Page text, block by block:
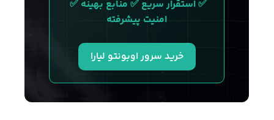
✅ استقرار سریع ✅ منابع بهینه ✅
امنیت پیشرفته
خرید سرور اوبونتو لیارا